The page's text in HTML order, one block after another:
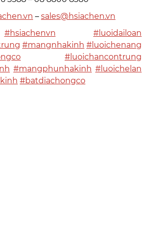
– sales@hsiachen.vn
#hsiachenvn
#luoidailoan
#mangnhakinh #luoichenang
#luoichancontrung
#mangphunhakinh #luoichelan
#batdiachongco